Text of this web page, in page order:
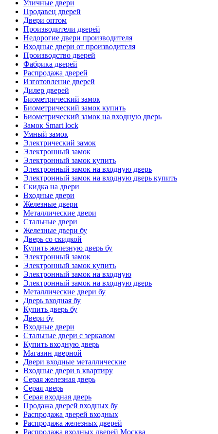
Уличные двери
Продавец дверей
Двери оптом
Производители дверей
Недорогие двери производителя
Входные двери от производителя
Производство дверей
Фабрика дверей
Распродажа дверей
Изготовление дверей
Дилер дверей
Биометрический замок
Биометрический замок купить
Биометрический замок на входную дверь
Замок Smart lock
Умный замок
Электрический замок
Электронный замок
Электронный замок купить
Электронный замок на входную дверь
Электронный замок на входную дверь купить
Скидка на двери
Входные двери
Железные двери
Металлические двери
Стальные двери
Железные двери бу
Дверь со скидкой
Купить железную дверь бу
Электронный замок
Электронный замок купить
Электронный замок на входную
Электронный замок на входную дверь
Металлические двери бу
Дверь входная бу
Купить дверь бу
Двери бу
Входные двери
Стальные двери с зеркалом
Купить входную дверь
Магазин дверной
Двери входные металлические
Входные двери в квартиру
Серая железная дверь
Серая дверь
Серая входная дверь
Продажа дверей входных бу
Распродажа дверей входных
Распродажа железных дверей
Распродажа входных дверей Москва